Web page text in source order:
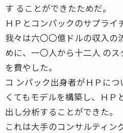
す ることができたためだ。
ＨＰとコンパックのサプライ
我々は六〇〇億ドルの収入の
めに、一〇人から十二人 の
を費やした。
コ ンパック出身者がＨＰに
くてもモデルを構築し、ＨＰ
出し分析することができた。
これは大手のコンサルティン